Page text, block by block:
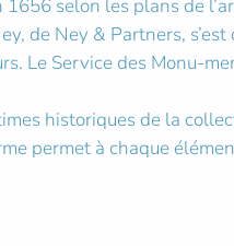
selon les plans de
de Ney & Partners, s’est
Le Service des Monu-
historiques de la
permet à chaque